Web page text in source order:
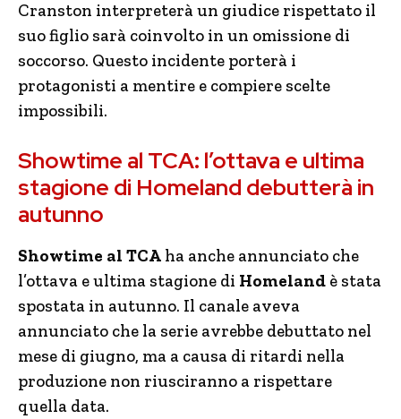
Cranston interpreterà un giudice rispettato il
suo figlio sarà coinvolto in un omissione di
soccorso. Questo incidente porterà i
protagonisti a mentire e compiere scelte
impossibili.
Showtime al TCA: l’ottava e ultima
stagione di Homeland debutterà in
autunno
Showtime al TCA ha anche annunciato che
l’ottava e ultima stagione di Homeland è stata
spostata in autunno. Il canale aveva
annunciato che la serie avrebbe debuttato nel
mese di giugno, ma a causa di ritardi nella
produzione non riusciranno a rispettare
quella data.